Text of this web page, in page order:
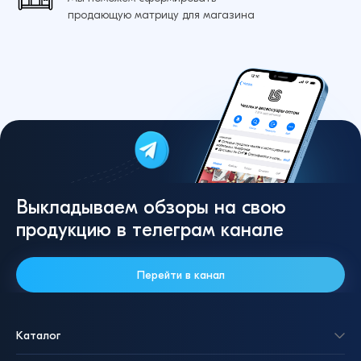
продающую матрицу для магазина
Выкладываем обзоры на свою
продукцию в телеграм канале
Перейти в канал
Каталог